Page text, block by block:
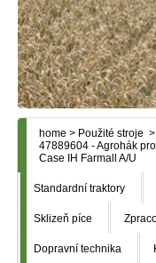
home > Použité stroje >
47889604 - Agrohák
Case IH Farmall A/U
Standardní traktory
Sklizeň píce
Dopravní technika